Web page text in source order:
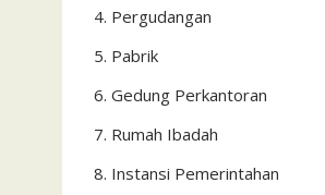
Pergudangan
Pabrik
Gedung Perkantoran
Rumah Ibadah
Instansi Pemerintahan